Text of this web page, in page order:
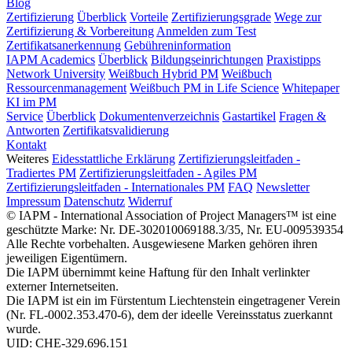
Blog
Zertifizierung Überblick Vorteile Zertifizierungsgrade Wege zur
Zertifizierung & Vorbereitung Anmelden zum Test
Zertifikatsanerkennung Gebühreninformation
IAPM Academics Überblick Bildungseinrichtungen Praxistipps
Network University Weißbuch Hybrid PM Weißbuch
Ressourcenmanagement Weißbuch PM in Life Science Whitepaper
KI im PM
Service Überblick Dokumentenverzeichnis Gastartikel Fragen &
Antworten Zertifikatsvalidierung
Kontakt
Weiteres Eidesstattliche Erklärung Zertifizierungsleitfaden -
Tradiertes PM Zertifizierungsleitfaden - Agiles PM
Zertifizierungsleitfaden - Internationales PM FAQ Newsletter
Impressum Datenschutz Widerruf
© IAPM - International Association of Project Managers™ ist eine
geschützte Marke: Nr. DE-302010069188.3/35, Nr. EU-009539354
Alle Rechte vorbehalten. Ausgewiesene Marken gehören ihren
jeweiligen Eigentümern.
Die IAPM übernimmt keine Haftung für den Inhalt verlinkter
externer Internetseiten.
Die IAPM ist ein im Fürstentum Liechtenstein eingetragener Verein
(Nr. FL-0002.353.470-6), dem der ideelle Vereinsstatus zuerkannt
wurde.
UID: CHE-329.696.151